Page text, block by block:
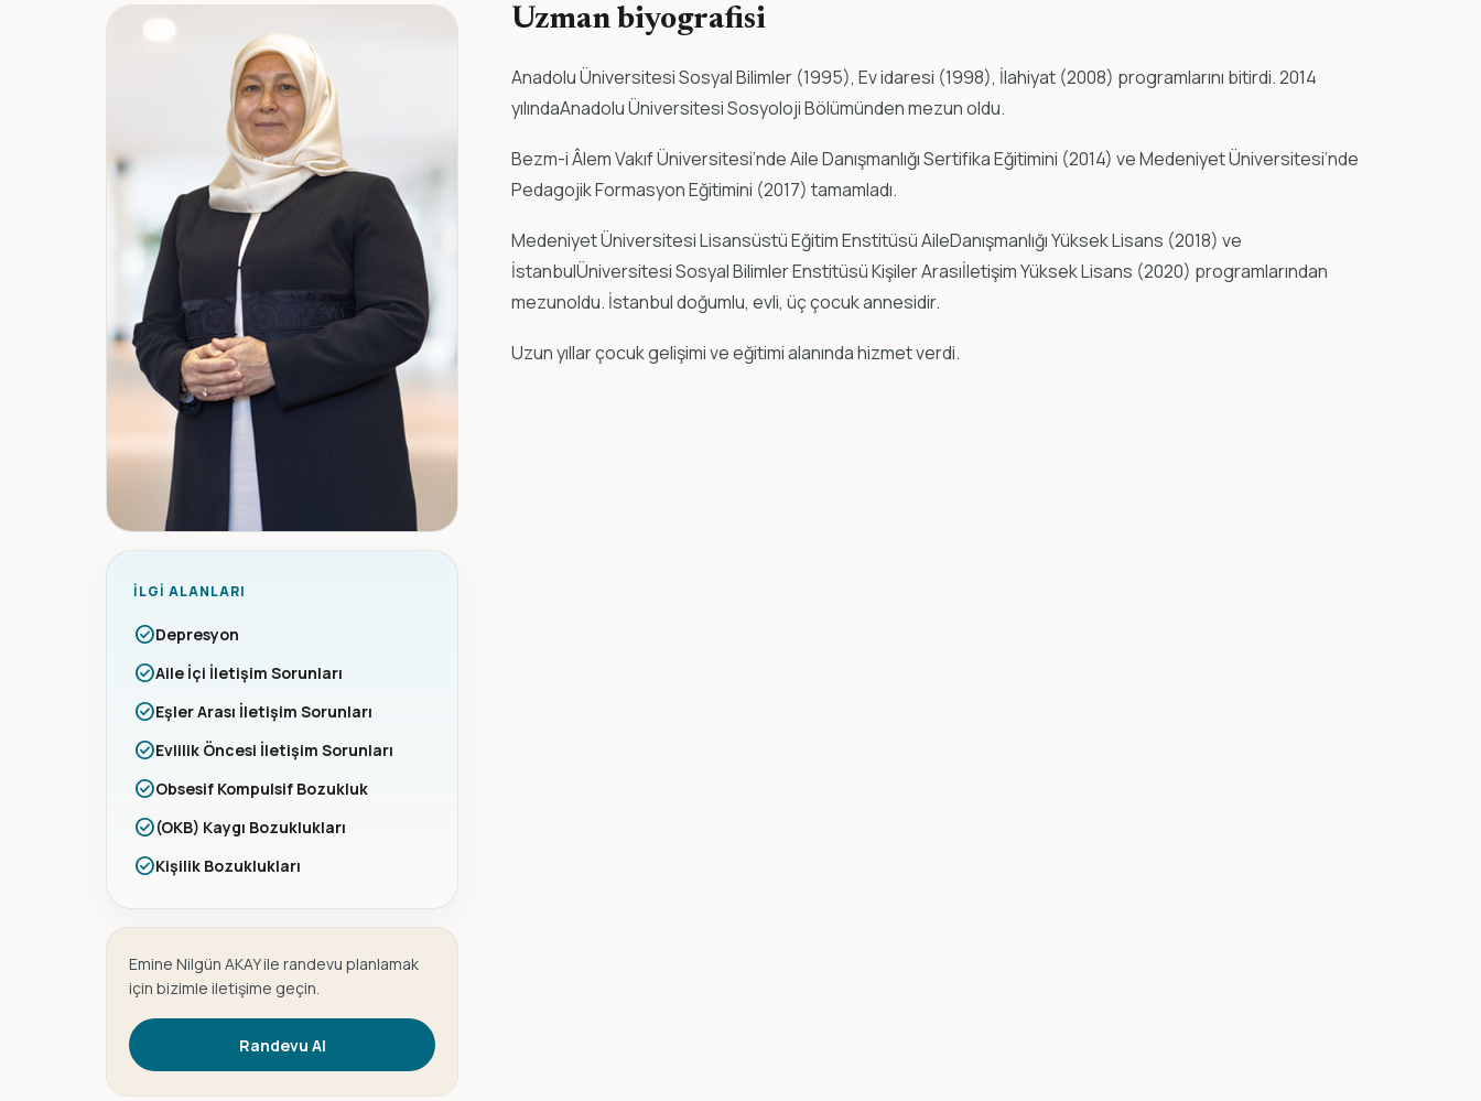
İLGI ALANLARI
check_circleDepresyon
check_circleAile İçi İletişim Sorunları
check_circleEşler Arası İletişim Sorunları
check_circleEvlilik Öncesi İletişim Sorunları
check_circleObsesif Kompulsif Bozukluk
check_circle(OKB) Kaygı Bozuklukları
check_circleKişilik Bozuklukları
Emine Nilgün AKAY ile randevu planlamak
için bizimle iletişime geçin.
Randevu Al
Uzman biyografisi
Anadolu Üniversitesi Sosyal Bilimler (1995), Ev idaresi (1998), İlahiyat (2008) programlarını bitirdi. 2014
yılındaAnadolu Üniversitesi Sosyoloji Bölümünden mezun oldu.
Bezm-i Âlem Vakıf Üniversitesi’nde Aile Danışmanlığı Sertifika Eğitimini (2014) ve Medeniyet Üniversitesi’nde
Pedagojik Formasyon Eğitimini (2017) tamamladı.
Medeniyet Üniversitesi Lisansüstü Eğitim Enstitüsü AileDanışmanlığı Yüksek Lisans (2018) ve
İstanbulÜniversitesi Sosyal Bilimler Enstitüsü Kişiler Arasıİletişim Yüksek Lisans (2020) programlarından
mezunoldu. İstanbul doğumlu, evli, üç çocuk annesidir.
Uzun yıllar çocuk gelişimi ve eğitimi alanında hizmet verdi.